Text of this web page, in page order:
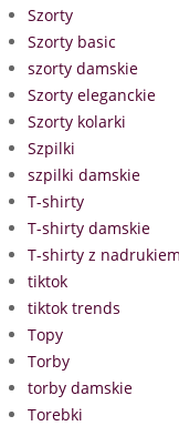
Szorty
Szorty basic
szorty damskie
Szorty eleganckie
Szorty kolarki
Szpilki
szpilki damskie
T-shirty
T-shirty damskie
T-shirty z nadrukiem
tiktok
tiktok trends
Topy
Torby
torby damskie
Torebki